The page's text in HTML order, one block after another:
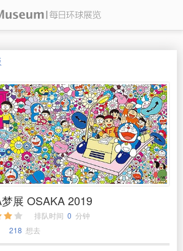
展 OSAKA 2019
排队时间 0 分钟
218 想去